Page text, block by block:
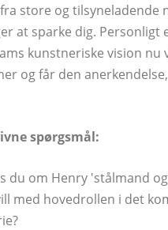
store og tilsyneladende
at sparke dig. Personligt
kunstneriske vision nu
og får den
spørgsmål:
du om Henry 'stålmand
med hovedrollen i det